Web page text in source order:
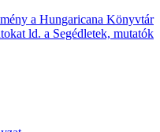
a Hungaricana Könyvtár
ld. a Segédletek, mutatók